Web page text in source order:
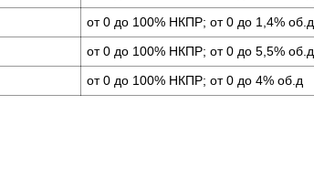
от 0 до 100% НКПР; от 0 до 1,4% об.д
от 0 до 100% НКПР; от 0 до 5,5% об.д
от 0 до 100% НКПР; от 0 до 4% об.д